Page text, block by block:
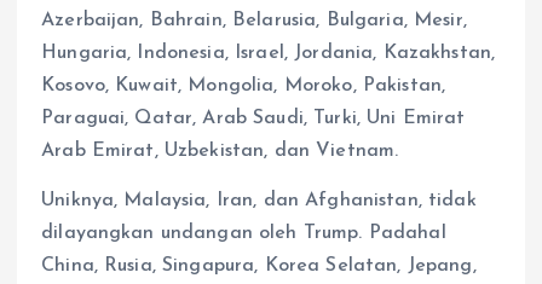
Azerbaijan, Bahrain, Belarusia, Bulgaria, Mesir,
Hungaria, Indonesia, Israel, Jordania, Kazakhstan,
Kosovo, Kuwait, Mongolia, Moroko, Pakistan,
Paraguai, Qatar, Arab Saudi, Turki, Uni Emirat
Arab Emirat, Uzbekistan, dan Vietnam.
Uniknya, Malaysia, Iran, dan Afghanistan, tidak
dilayangkan undangan oleh Trump. Padahal
China, Rusia, Singapura, Korea Selatan, Jepang,